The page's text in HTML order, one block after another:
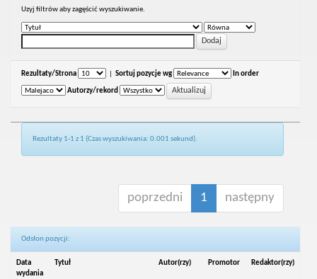
Uzyj filtrów aby zagęścić wyszukiwanie.
Rezultaty/Strona Sortuj pozycje wg In order
Autorzy/rekord
Rezultaty 1-1 z 1 (Czas wyszukiwania: 0.001 sekund).
poprzedni 1 następny
Odsłon pozycji:
Data
wydania
Tytuł Autor(rzy) Promotor Redaktor(rzy)